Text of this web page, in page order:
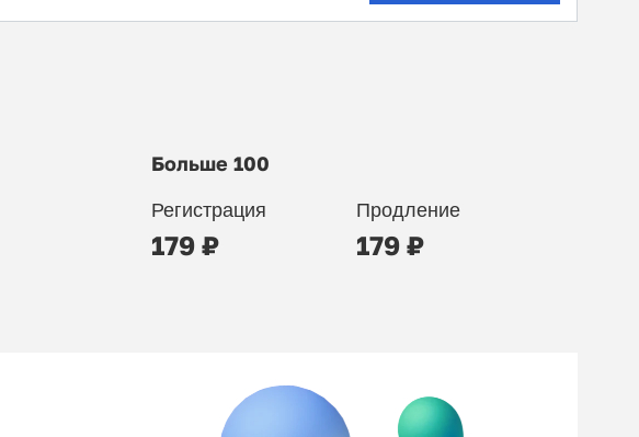
Больше 100
Регистрация
179 ₽
Продление
179 ₽